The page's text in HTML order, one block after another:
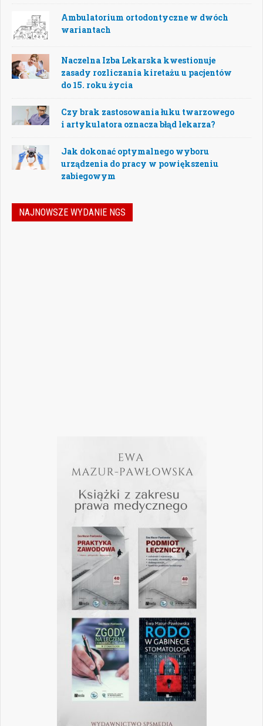
Ambulatorium ortodontyczne w dwóch
wariantach
Naczelna Izba Lekarska kwestionuje
zasady rozliczania kiretażu u pacjentów
do 15. roku życia
Czy brak zastosowania łuku twarzowego
i artykulatora oznacza błąd lekarza?
Jak dokonać optymalnego wyboru
urządzenia do pracy w powiększeniu
zabiegowym
NAJNOWSZE WYDANIE NGS